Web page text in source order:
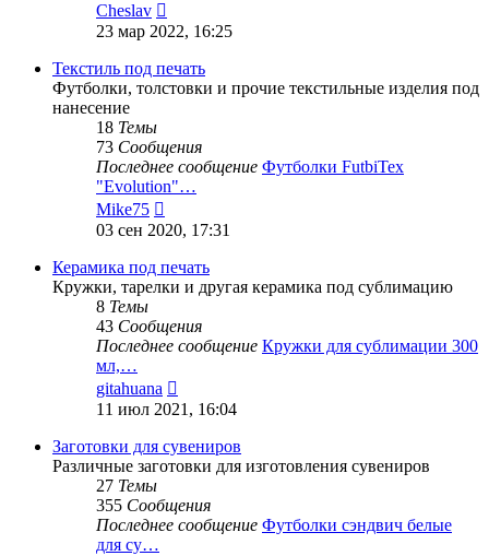
Cheslav
к
последнему
сообщению
23 мар 2022, 16:25
Текстиль под печать
Футболки, толстовки и прочие текстильные изделия под
нанесение
18 Темы
73 Сообщения
Последнее сообщение Футболки FutbiTex
"Evolution"…
Mike75
к
последнему
сообщению
03 сен 2020, 17:31
Керамика под печать
Кружки, тарелки и другая керамика под сублимацию
8 Темы
43 Сообщения
Последнее сообщение Кружки для сублимации 300
мл,…
gitahuana
к
последнему
сообщению
11 июл 2021, 16:04
Заготовки для сувениров
Различные заготовки для изготовления сувениров
27 Темы
355 Сообщения
Последнее сообщение Футболки сэндвич белые
для су…